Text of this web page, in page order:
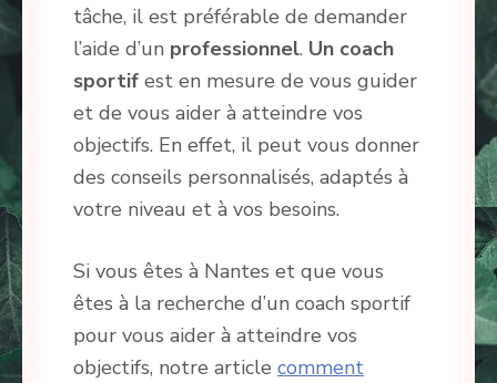
tâche, il est préférable de demander
l’aide d’un professionnel. Un coach
sportif est en mesure de vous guider
et de vous aider à atteindre vos
objectifs. En effet, il peut vous donner
des conseils personnalisés, adaptés à
votre niveau et à vos besoins.
Si vous êtes à Nantes et que vous
êtes à la recherche d’un coach sportif
pour vous aider à atteindre vos
objectifs, notre article comment